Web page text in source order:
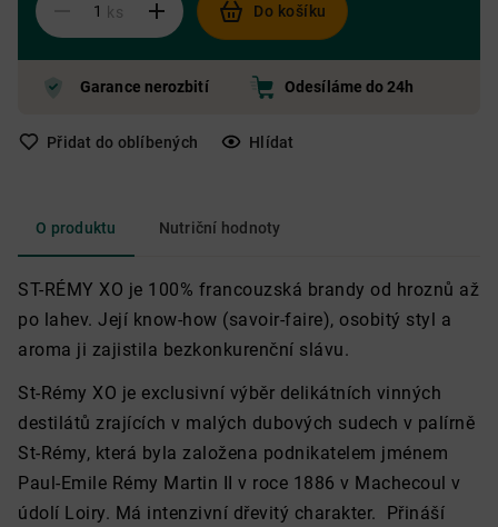
ks Do košíku
Garance nerozbití Odesíláme do 24h
Přidat do oblíbených Hlídat
O produktu Nutriční hodnoty
ST-RÉMY XO je 100% francouzská brandy od hroznů až
po lahev. Její know-how (savoir-faire), osobitý styl a
aroma ji zajistila bezkonkurenční slávu.
St-Rémy XO je exclusivní výběr delikátních vinných
destilátů zrajících v malých dubových sudech v palírně
St-Rémy, která byla založena podnikatelem jménem
Paul-Emile Rémy Martin II v roce 1886 v Machecoul v
údolí Loiry. Má intenzivní dřevitý charakter. Přináší